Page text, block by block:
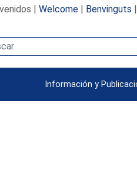
| Welcome| Benvinguts |
Información y